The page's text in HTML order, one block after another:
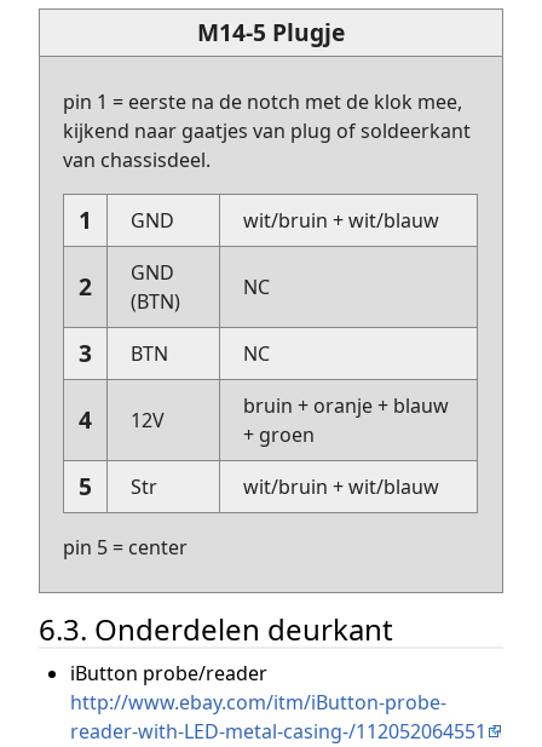
M14-5 Plugje
pin 1 = eerste na de notch met de klok mee,
kijkend naar gaatjes van plug of soldeerkant
van chassisdeel.
1 GND wit/bruin + wit/blauw
2
GND
(BTN)
NC
3 BTN NC
4 12V
bruin + oranje + blauw
+ groen
5 Str wit/bruin + wit/blauw
pin 5 = center
6.3. Onderdelen deurkant
iButton probe/reader
http://www.ebay.com/itm/iButton-probe-
reader-with-LED-metal-casing-/112052064551